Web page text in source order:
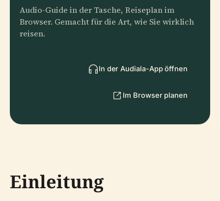
Audio-Guide in der Tasche, Reiseplan im
Browser. Gemacht für die Art, wie Sie wirklich
reisen.
In der Audiala-App öffnen
Im Browser planen
Einleitung